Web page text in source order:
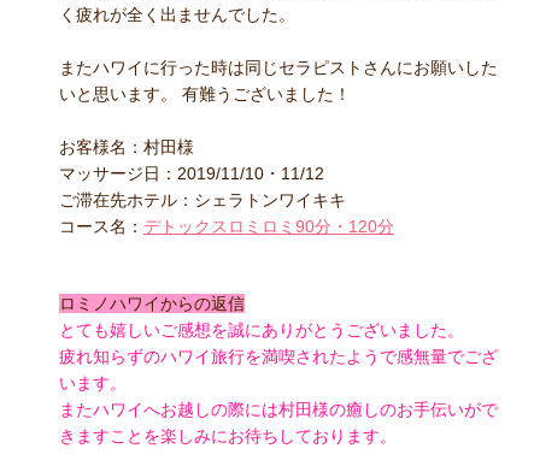
く疲れが全く出ませんでした。
またハワイに行った時は同じセラピストさんにお願いした
いと思います。 有難うございました！
お客様名：村田様
マッサージ日：2019/11/10・11/12
ご滞在先ホテル：シェラトンワイキキ
コース名： デトックスロミロミ90分・120分
ロミノハワイからの返信
とても嬉しいご感想を誠にありがとうございました。
疲れ知らずのハワイ旅行を満喫されたようで感無量でござ
います。
またハワイへお越しの際には村田様の癒しのお手伝いがで
きますことを楽しみにお待ちしております。